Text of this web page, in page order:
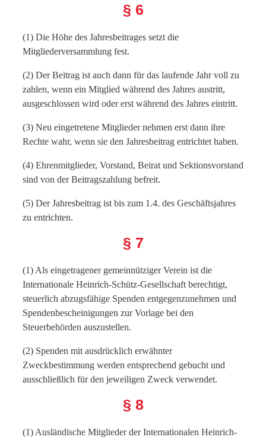
§ 6
(1) Die Höhe des Jahresbeitrages setzt die
Mitgliederversammlung fest.
(2) Der Beitrag ist auch dann für das laufende Jahr voll zu
zahlen, wenn ein Mitglied während des Jahres austritt,
ausgeschlossen wird oder erst während des Jahres eintritt.
(3) Neu eingetretene Mitglieder nehmen erst dann ihre
Rechte wahr, wenn sie den Jahresbeitrag entrichtet haben.
(4) Ehrenmitglieder, Vorstand, Beirat und Sektionsvorstand
sind von der Beitragszahlung befreit.
(5) Der Jahresbeitrag ist bis zum 1.4. des Geschäftsjahres
zu entrichten.
§ 7
(1) Als eingetragener gemeinnütziger Verein ist die
Internationale Heinrich-Schütz-Gesellschaft berechtigt,
steuerlich abzugsfähige Spenden entgegenzunehmen und
Spendenbescheinigungen zur Vorlage bei den
Steuerbehörden auszustellen.
(2) Spenden mit ausdrücklich erwähnter
Zweckbestimmung werden entsprechend gebucht und
ausschließlich für den jeweiligen Zweck verwendet.
§ 8
(1) Ausländische Mitglieder der Internationalen Heinrich-